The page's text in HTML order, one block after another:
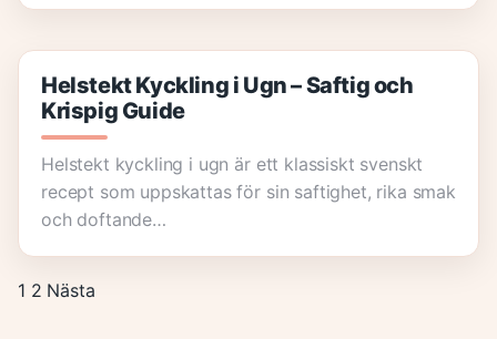
Helstekt Kyckling i Ugn – Saftig och
Krispig Guide
Helstekt kyckling i ugn är ett klassiskt svenskt
recept som uppskattas för sin saftighet, rika smak
och doftande…
1 2 Nästa